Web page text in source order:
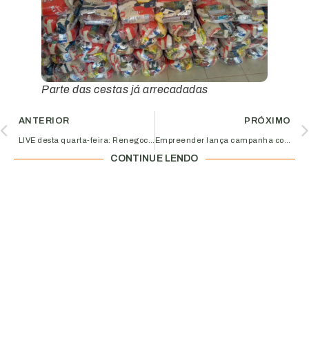
Parte das cestas já arrecadadas
ANTERIOR PRÓXIMO
CONTINUE LENDO